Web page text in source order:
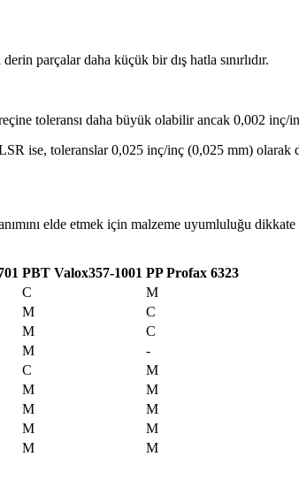
parçalar daha küçük bir dış hatla sınırlıdır.
toleransı daha büyük olabilir ancak 0,002 inç/
ise, toleranslar 0,025 inç/inç (0,025 mm) olarak
elde etmek için malzeme uyumluluğu
PBT Valox357-1001 PP Profax 6323
C
M
M
C
M
C
M
-
C
M
M
M
M
M
M
M
M
M